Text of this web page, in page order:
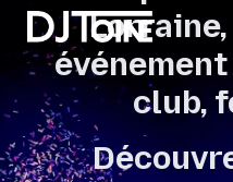
Lorraine,
club,